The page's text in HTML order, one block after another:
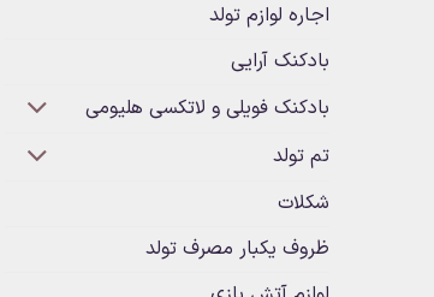
اجاره لوازم تولد
بادکنک آرایی
بادکنک فویلی و لاتکسی هلیومی
تم تولد
شکلات
ظروف یکبار مصرف تولد